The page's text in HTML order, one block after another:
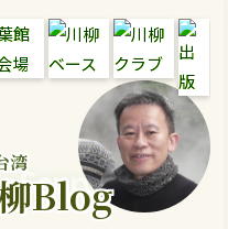
湾Senryu Blog
Blog